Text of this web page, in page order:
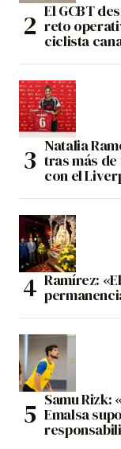
El GCBT
reto
ciclista
Natalia
tras más
con el
Ramírez:
Samu Rizk:
Emalsa